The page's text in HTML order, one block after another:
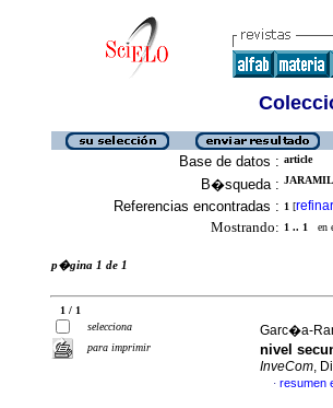
Base de datos : article
B�squeda :
Referencias encontradas : 1 [refinar
Mostrando: 1 .. 1 en
p�gina 1 de 1
1 / 1
selecciona
para imprimir
Garc�a-
nivel
InveCom,
· resumen